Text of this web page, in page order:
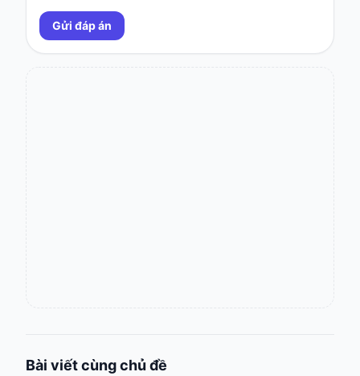
Gửi đáp án
Bài viết cùng chủ đề